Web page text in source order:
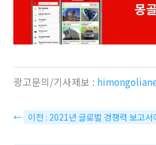
광고문의/기사제보 :
← 이전 : 2021년 글로벌 경쟁력 보고